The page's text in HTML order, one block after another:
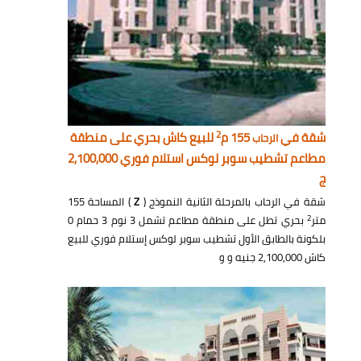
شقة فيالرحاب155 م 2للبيع كاش بحري على منطقة
مطاعم تشطيب سوبر لوكس استلام فوري 2,100,000
ج
شقة في الرحاب بالمرحلة الثانية النموذج ( Z
) المساحة 155
متر2
بحري تطل على منطقة مطاعم تشمل 3 نوم 3 حمام 0
بلكونة بالطابق الأول تشطيب سوبر لوكس إستلام فوري للبيع
كاش 2,100,000 جنيه و و